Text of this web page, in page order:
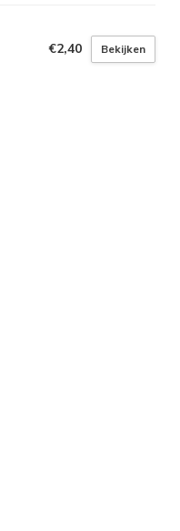
€2,40 Bekijken